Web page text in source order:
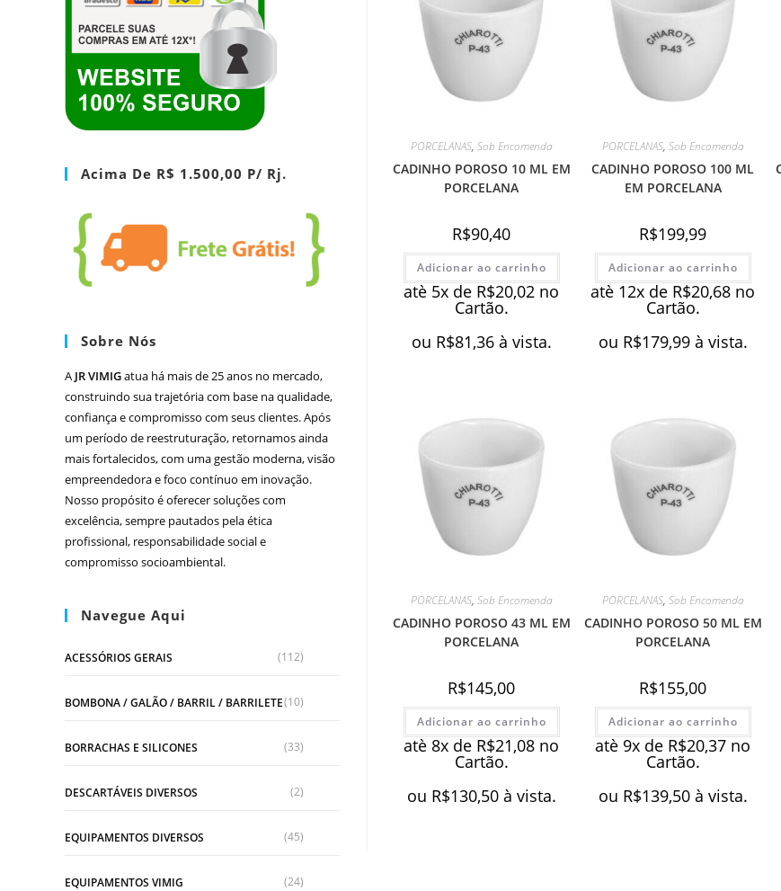
PORCELANAS, Sob Encomenda
CADINHO POROSO 10 ML EM
PORCELANA
R$90,40
Adicionar ao carrinho
atè 5x de R$20,02 no
Cartão.
ou R$81,36 à vista.
PORCELANAS, Sob Encomenda
CADINHO POROSO 100 ML
EM PORCELANA
R$199,99
Adicionar ao carrinho
atè 12x de R$20,68 no
Cartão.
ou R$179,99 à vista.
PORCELANAS, Sob Encomenda
CADINHO POROSO 43 ML EM
PORCELANA
R$145,00
Adicionar ao carrinho
atè 8x de R$21,08 no
Cartão.
ou R$130,50 à vista.
PORCELANAS, Sob Encomenda
CADINHO POROSO 50 ML EM
PORCELANA
R$155,00
Adicionar ao carrinho
atè 9x de R$20,37 no
Cartão.
ou R$139,50 à vista.
Acima De R$ 1.500,00 P/ Rj.
Sobre Nós
A JR VIMIGatua há mais de 25 anos no mercado,
construindo sua trajetória com base na qualidade,
confiança e compromisso com seus clientes. Após
um período de reestruturação, retornamos ainda
mais fortalecidos, com uma gestão moderna, visão
empreendedora e foco contínuo em inovação.
Nosso propósito é oferecer soluções com
excelência, sempre pautados pela ética
profissional, responsabilidade social e
compromisso socioambiental.
Navegue Aqui
ACESSÓRIOS GERAIS (112)
BOMBONA / GALÃO / BARRIL / BARRILETE(10)
BORRACHAS E SILICONES (33)
DESCARTÁVEIS DIVERSOS (2)
EQUIPAMENTOS DIVERSOS (45)
EQUIPAMENTOS VIMIG (24)